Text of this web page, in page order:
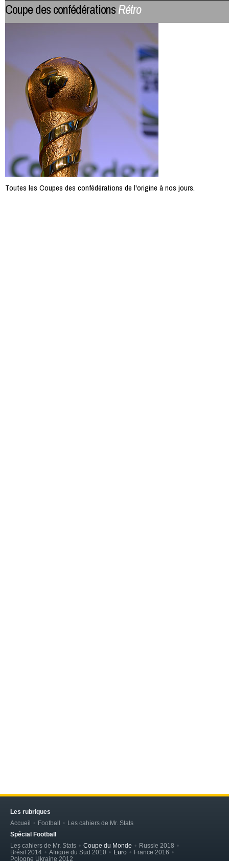
Coupe des confédérationsRétro
Toutes les Coupes des confédérations de l'origine à nos jours.
Les rubriques
Accueil
Football
Les cahiers de Mr. Stats
Spécial Football
Les cahiers de Mr. Stats
Coupe du Monde
Russie 2018
Brésil 2014
Afrique du Sud 2010 Euro
France 2016
Pologne Ukraine 2012